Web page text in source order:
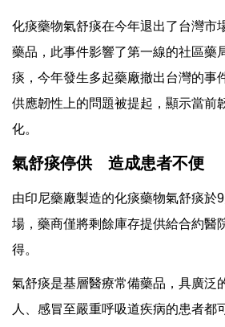
化痰藥物氣舒痰在今年退出了台灣市
藥品，此事件影響了第一線的社區藥
痰，今年發生多起藥廠撤出台灣的事
供應韌性上的問題被提起，顯示當前
化。
氣舒痰停供 造成患者不便
由印尼藥廠製造的化痰藥物氣舒痰於
場，藥商僅將剩餘庫存提供給合約醫
得。
氣舒痰是基層醫療常備藥品，具廣泛
人、感冒至嚴重呼吸道疾病的患者都